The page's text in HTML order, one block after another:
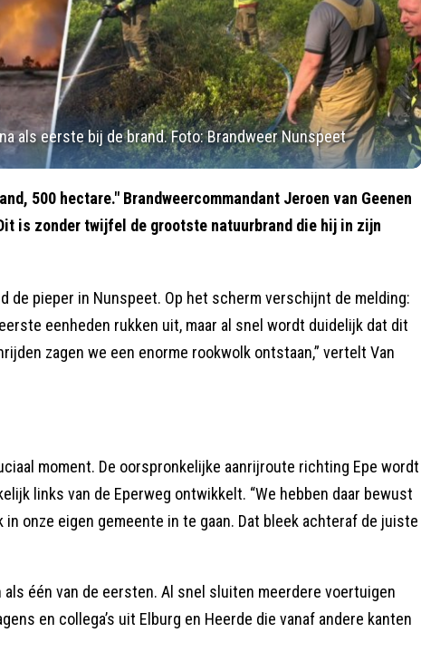
als eerste bij de brand. Foto: Brandweer Nunspeet
500 hectare." Brandweercommandant Jeroen van Geenen
is zonder twijfel de grootste natuurbrand die hij in zijn
de pieper in Nunspeet. Op het scherm verschijnt de melding:
eenheden rukken uit, maar al snel wordt duidelijk dat dit
zagen we een enorme rookwolk ontstaan,” vertelt Van
moment. De oorspronkelijke aanrijroute richting Epe wordt
links van de Eperweg ontwikkelt. “We hebben daar bewust
onze eigen gemeente in te gaan. Dat bleek achteraf de juiste
één van de eersten. Al snel sluiten meerdere voertuigen
en collega’s uit Elburg en Heerde die vanaf andere kanten